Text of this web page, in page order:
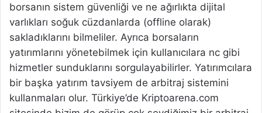
borsanın sistem güvenliği ve ne ağırlıkta dijital
varlıkları soğuk cüzdanlarda (offline olarak)
sakladıklarını bilmeliler. Ayrıca borsaların
yatırımlarını yönetebilmek için kullanıcılara nc gibi
hizmetler sunduklarını sorgulayabilirler. Yatırımcılara
bir başka yatırım tavsiyem de arbitraj sistemini
kullanmaları olur. Türkiye’de Kriptoarena.com